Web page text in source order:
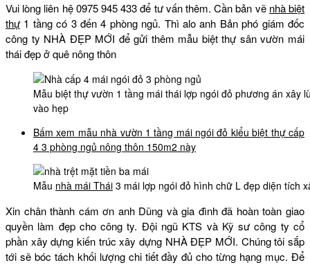
Vui lòng liên hệ 0975 945 433 để tư vấn thêm. Cần bản vẽ nhà biệt
thự 1 tầng có 3 đến 4 phòng ngủ. Thì alo anh Bản phó giám đốc
công ty NHÀ ĐẸP MỚI để gửi thêm mẫu biệt thự sân vườn mái
thái đẹp ở quê nông thôn
Mẫu biệt thự vườn 1 tầng mái thái lợp ngói đỏ phương án xây
vào hẹp
Bấm xem mẫu nhà vườn 1 tầng mái ngói đỏ kiểu biệt thự cấp
4 3 phòng ngủ nông thôn 150m2 này
Mẫu nhà mái Thái 3 mái lợp ngói đỏ hình chữ L đẹp diện tích
Xin chân thành cám ơn anh Dũng và gia đình đã hoàn toàn giao
quyền làm đẹp cho công ty. Đội ngũ KTS và Kỹ sư công ty cổ
phần xây dựng kiến trúc xây dựng NHÀ ĐẸP MỚI. Chúng tôi sắp
tới sẽ bóc tách khối lượng chi tiết đầy đủ cho từng hạng mục. Để